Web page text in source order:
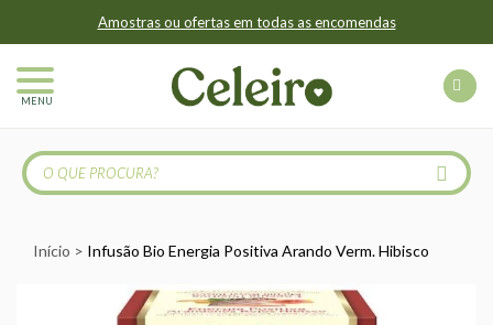
Amostras ou ofertas em todas as encomendas
MENU
Início Infusão Bio Energia Positiva Arando Verm. Hibisco